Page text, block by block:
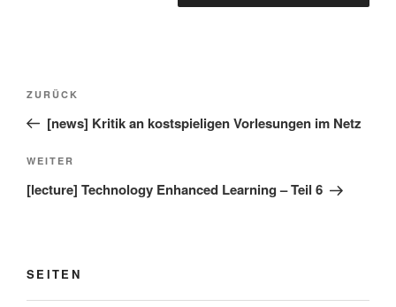
Beitragsnavigation
Vorheriger
Beitrag
ZURÜCK
[news] Kritik an kostspieligen Vorlesungen im Netz
Nächster
Beitrag
WEITER
[lecture] Technology Enhanced Learning – Teil 6
SEITEN